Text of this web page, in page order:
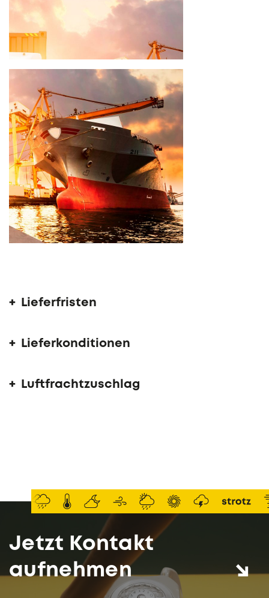
Lieferfrist 8- 10 Wochen
Lieferfrist 14 - 16 Wochen
Lieferfristen
Lieferkonditionen
Luftfrachtzuschlag
Jetzt Kontakt
aufnehmen